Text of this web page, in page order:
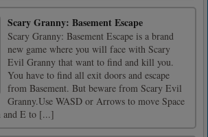
Scary Granny: Basement Escape
Scary Granny: Basement Escape is a brand
new game where you will face with Scary
Evil Granny that want to find and kill you.
You have to find all exit doors and escape
from Basement. But beware from Scary Evil
Granny.Use WASD or Arrows to move Space
E to [...]